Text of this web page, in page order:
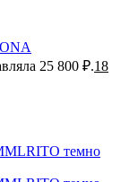
25 800 ₽.18